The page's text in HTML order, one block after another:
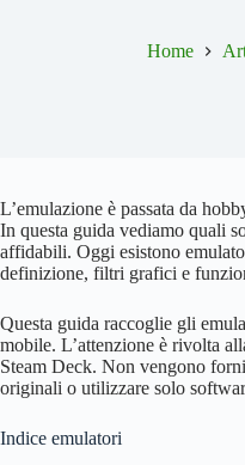
Home
L’emulazione è passata da
In questa guida vediamo quali
affidabili. Oggi esistono
definizione, filtri grafici e
Questa guida raccoglie gli
mobile. L’attenzione è rivolta
Steam Deck. Non vengono
originali o utilizzare solo
Indice emulatori